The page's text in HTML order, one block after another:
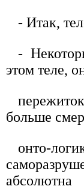
- Итак,
-
этом теле,
больше
онто-
абсолютна